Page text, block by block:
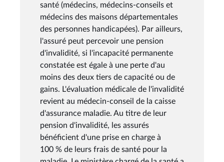
santé (médecins, médecins-conseils et
médecins des maisons départementales
des personnes handicapées). Par ailleurs,
l'assuré peut percevoir une pension
d'invalidité, si l'incapacité permanente
constatée est égale à une perte d'au
moins des deux tiers de capacité ou de
gains. L'évaluation médicale de l'invalidité
revient au médecin-conseil de la caisse
d'assurance maladie. Au titre de leur
pension d'invalidité, les assurés
bénéficient d'une prise en charge à
100 % de leurs frais de santé pour la